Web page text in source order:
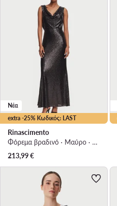
extra -25% Κωδικός: LAST
Νέα
Rinascimento
Φόρεμα βραδινό · Μαύρο · Maxi
213,99€